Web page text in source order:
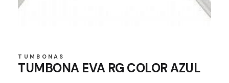
TUMBONAS
TUMBONA EVA RG COLOR AZUL